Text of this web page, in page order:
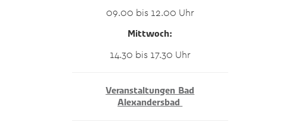
09.00 bis 12.00 Uhr
Mittwoch:
14.30 bis 17.30 Uhr
Veranstaltungen Bad
Alexandersbad